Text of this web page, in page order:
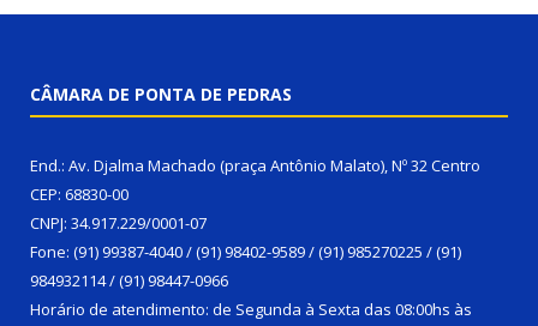
CÂMARA DE PONTA DE PEDRAS
End.: Av. Djalma Machado (praça Antônio Malato), Nº 32 Centro
CEP: 68830-00
CNPJ: 34.917.229/0001-07
Fone: (91) 99387-4040 / (91) 98402-9589 / (91) 985270225 / (91)
984932114 / (91) 98447-0966
Horário de atendimento: de Segunda à Sexta das 08:00hs às